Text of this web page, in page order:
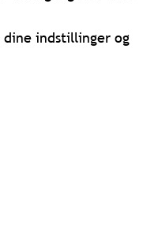
indstillinger og